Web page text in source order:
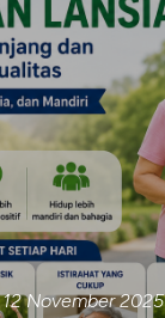
12 November 2025